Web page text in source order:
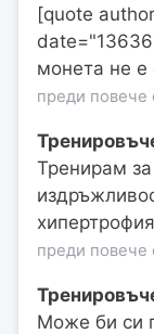
[quote
монета не е
преди повече
Тренирам
преди повече
Може би си